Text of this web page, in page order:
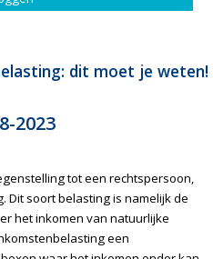
dit moet je weten!
2023
tot een rechtspersoon,
Dit soort belasting is namelijk de
het inkomen van natuurlijke
een